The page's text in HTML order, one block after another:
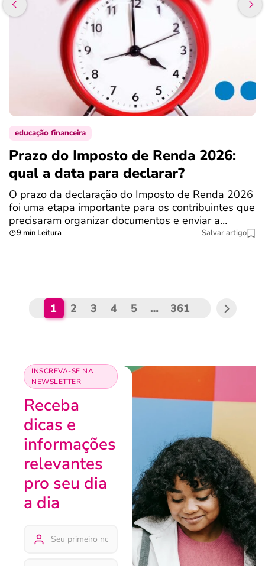
educação financeira
Prazo do Imposto de Renda 2026:
qual a data para declarar?
O prazo da declaração do Imposto de Renda 2026
foi uma etapa importante para os contribuintes que
precisaram organizar documentos e enviar a…
9 min Leitura Salvar artigo
1 2 3 4 5 … 361
INSCREVA-SE NA
NEWSLETTER
Receba
dicas e
informações
relevantes
pro seu dia
a dia